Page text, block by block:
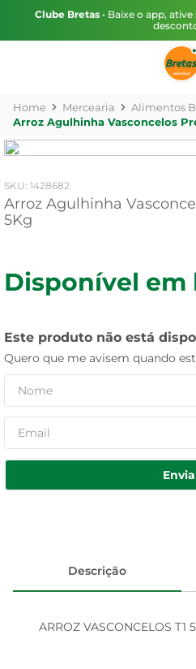
Clube Bretas • Baixe o app,
Mercearia Alimentos
Arroz Agulhinha Vasconcelos
: 1428682
Arroz Agulhinha
5Kg
Disponível em
Este produto não está
Quero que me avisem quando
Descrição
ARROZ VASCONCELOS T1